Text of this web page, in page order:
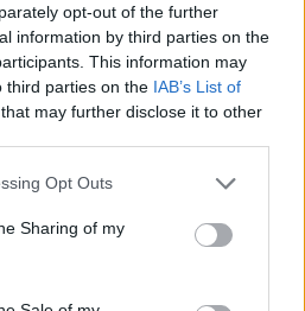
opt-out of the further
information by third parties on the
This information may
third parties on the IAB’s List of
that may further disclose it to other
app uses one or more Google
behaviour. You may click to
and its third-party tags to
purposes in below Google
Opt Outs
Sharing of my
amíg el nem érik a
(amit borhőmérővel
Ha van
állagát és összetételét